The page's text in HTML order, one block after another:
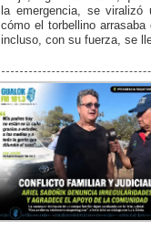
la emergencia, se viralizó
cómo el torbellino
incluso, con su fuerza, se